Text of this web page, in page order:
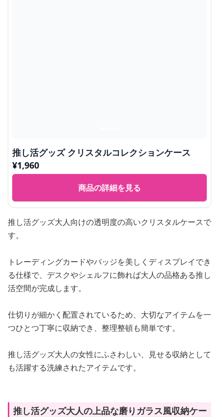
推し活グッズ クリスタルコレクションケース
¥1,960
商品の詳細を見る
推し活グッズ大人向けの透明度の高いクリスタルケースで
す。
トレーディングカードやバッジを美しくディスプレイでき
る仕様で、デスクやシェルフに飾れば大人の品格ある推し
活空間が完成します。
仕切りが細かく配置されているため、大切なアイテムを一
つひとつ丁寧に収納でき、整理整頓も簡単です。
推し活グッズ大人の女性にふさわしい、見せる収納として
も活躍する洗練されたアイテムです。
推し活グッズ大人の上品な磨りガラス風収納ケー